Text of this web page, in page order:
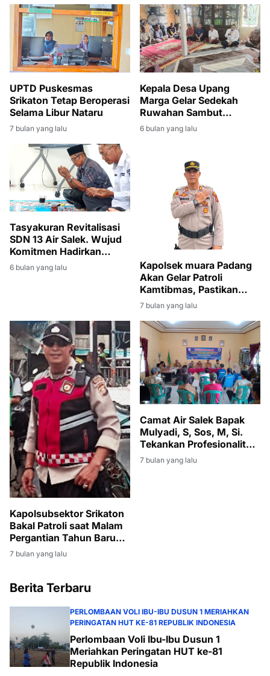
UPTD Puskesmas
Srikaton Tetap Beroperasi
Selama Libur Nataru
7 bulan yang lalu
Kepala Desa Upang
Marga Gelar Sedekah
Ruwahan Sambut
Ramadan 1447 H
6 bulan yang lalu
Tasyakuran Revitalisasi
SDN 13 Air Salek. Wujud
Komitmen Hadirkan
Sekolah Aman dan Layak
6 bulan yang lalu
Kapolsek muara Padang
Akan Gelar Patroli
Kamtibmas, Pastikan
Tahun Baru 2026 Aman
dan Kondusif
7 bulan yang lalu
Kapolsubsektor Srikaton
Bakal Patroli saat Malam
Pergantian Tahun Baru
2026
7 bulan yang lalu
Camat Air Salek Bapak
Mulyadi, S, Sos, M, Si.
Tekankan Profesionalitas
dan Transparansi
Pemerintah Desa
7 bulan yang lalu
Berita Terbaru
PERLOMBAAN VOLI IBU-IBU DUSUN 1 MERIAHKAN
PERINGATAN HUT KE-81 REPUBLIK INDONESIA
Perlombaan Voli Ibu-Ibu Dusun 1
Meriahkan Peringatan HUT ke-81
Republik Indonesia